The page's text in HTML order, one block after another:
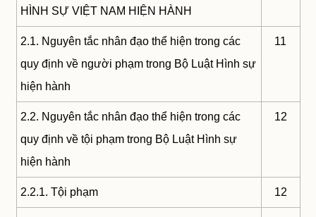
HÌNH SỰ VIỆT NAM HIỆN HÀNH
2.1. Nguyên tắc nhân đạo thể hiện trong các
quy định về người phạm trong Bộ Luật Hình sự
hiện hành
11
2.2. Nguyên tắc nhân đạo thể hiện trong các
quy định về tội phạm trong Bộ Luật Hình sự
hiện hành
12
2.2.1. Tội phạm 12